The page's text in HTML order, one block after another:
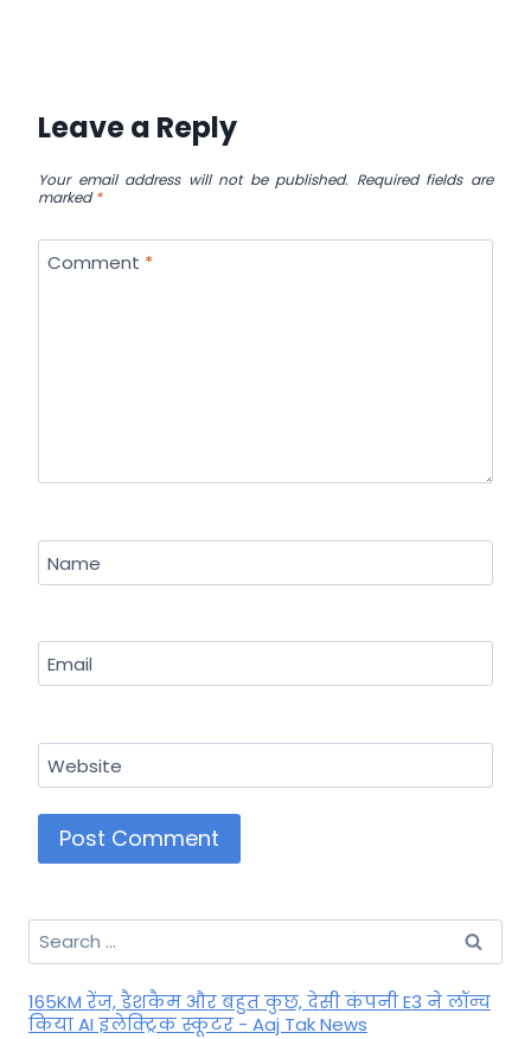
Leave a Reply
Your email address will not be published. Required fields are
marked*
Comment *
Name
Email
Website
Search
for:
165KM रेंज, डैशकैम और बहुत कुछ, देसी कंपनी E3 ने लॉन्च
किया AI इलेक्ट्रिक स्कूटर - Aaj Tak News